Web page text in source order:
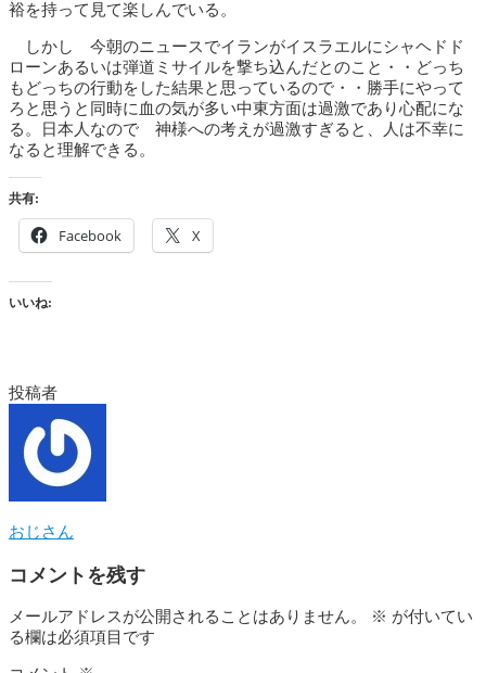
裕を持って見て楽しんでいる。
しかし 今朝のニュースでイランがイスラエルにシャヘドド
ローンあるいは弾道ミサイルを撃ち込んだとのこと・・どっち
もどっちの行動をした結果と思っているので・・勝手にやって
ろと思うと同時に血の気が多い中東方面は過激であり心配にな
る。日本人なので 神様への考えが過激すぎると、人は不幸に
なると理解できる。
共有:
Facebook X
いいね:
投稿者
おじさん
コメントを残す
メールアドレスが公開されることはありません。 ※ が付いてい
る欄は必須項目です